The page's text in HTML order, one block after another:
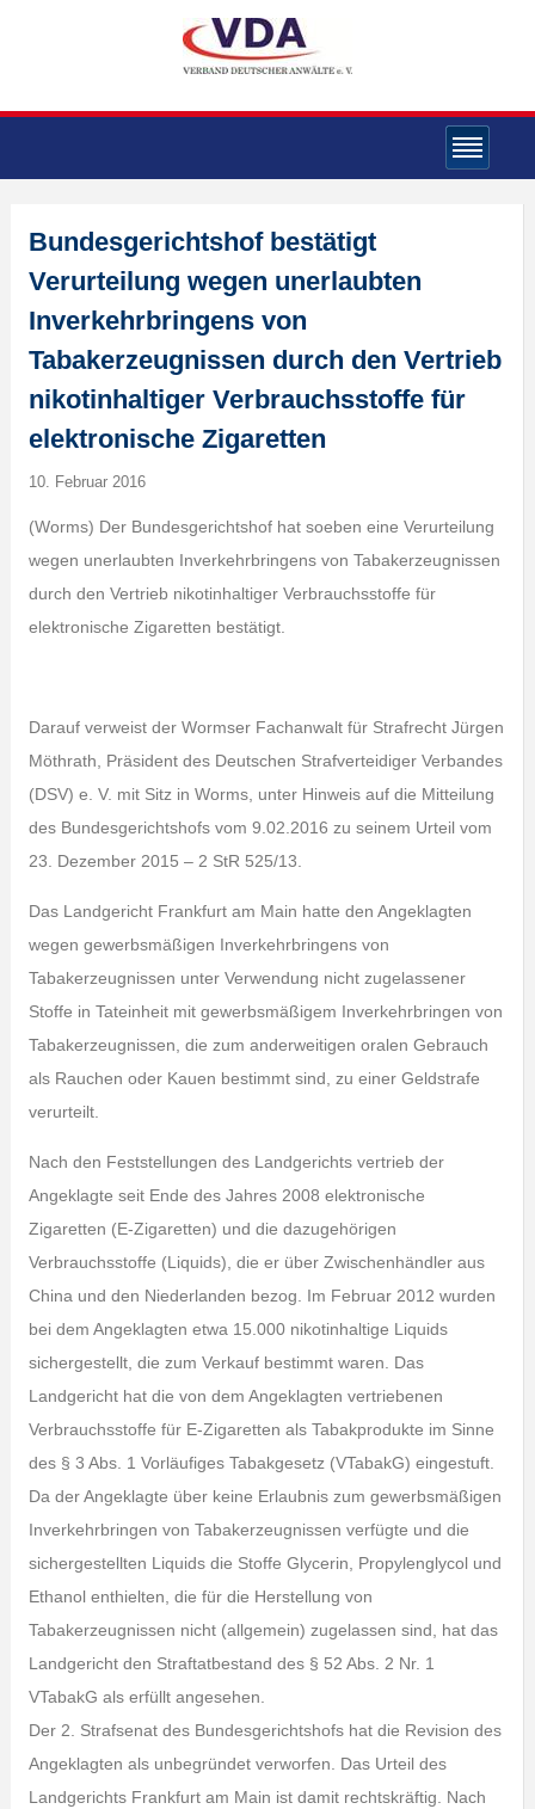
Bundesgerichtshof bestätigt
Verurteilung wegen unerlaubten
Inverkehrbringens von
Tabakerzeugnissen durch den Vertrieb
nikotinhaltiger Verbrauchsstoffe für
elektronische Zigaretten
10. Februar 2016
(Worms) Der Bundesgerichtshof hat soeben eine Verurteilung
wegen unerlaubten Inverkehrbringens von Tabakerzeugnissen
durch den Vertrieb nikotinhaltiger Verbrauchsstoffe für
elektronische Zigaretten bestätigt.
Darauf verweist der Wormser Fachanwalt für Strafrecht Jürgen
Möthrath, Präsident des Deutschen Strafverteidiger Verbandes
(DSV) e. V. mit Sitz in Worms, unter Hinweis auf die Mitteilung
des Bundesgerichtshofs vom 9.02.2016 zu seinem Urteil vom
23. Dezember 2015 – 2 StR 525/13.
Das Landgericht Frankfurt am Main hatte den Angeklagten
wegen gewerbsmäßigen Inverkehrbringens von
Tabakerzeugnissen unter Verwendung nicht zugelassener
Stoffe in Tateinheit mit gewerbsmäßigem Inverkehrbringen von
Tabakerzeugnissen, die zum anderweitigen oralen Gebrauch
als Rauchen oder Kauen bestimmt sind, zu einer Geldstrafe
verurteilt.
Nach den Feststellungen des Landgerichts vertrieb der
Angeklagte seit Ende des Jahres 2008 elektronische
Zigaretten (E-Zigaretten) und die dazugehörigen
Verbrauchsstoffe (Liquids), die er über Zwischenhändler aus
China und den Niederlanden bezog. Im Februar 2012 wurden
bei dem Angeklagten etwa 15.000 nikotinhaltige Liquids
sichergestellt, die zum Verkauf bestimmt waren. Das
Landgericht hat die von dem Angeklagten vertriebenen
Verbrauchsstoffe für E-Zigaretten als Tabakprodukte im Sinne
des § 3 Abs. 1 Vorläufiges Tabakgesetz (VTabakG) eingestuft.
Da der Angeklagte über keine Erlaubnis zum gewerbsmäßigen
Inverkehrbringen von Tabakerzeugnissen verfügte und die
sichergestellten Liquids die Stoffe Glycerin, Propylenglycol und
Ethanol enthielten, die für die Herstellung von
Tabakerzeugnissen nicht (allgemein) zugelassen sind, hat das
Landgericht den Straftatbestand des § 52 Abs. 2 Nr. 1
VTabakG als erfüllt angesehen.
Der 2. Strafsenat des Bundesgerichtshofs hat die Revision des
Angeklagten als unbegründet verworfen. Das Urteil des
Landgerichts Frankfurt am Main ist damit rechtskräftig. Nach